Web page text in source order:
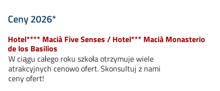
Ceny 2026*
Hotel**** Macià Five Senses / Hotel*** Macià Monasterio
de los Basilios
W ciągu całego roku szkoła otrzymuje wiele
atrakcyjnych cenowo ofert. Skonsultuj z nami
ceny ofert!